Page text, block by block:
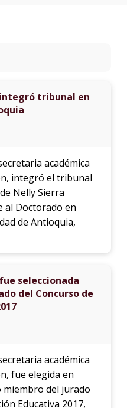
tribunal en
académica
integró el tribunal
Nelly Sierra
al Doctorado en
de Antioquia,
seleccionada
del Concurso de
académica
fue elegida en
miembro del jurado
Educativa 2017,